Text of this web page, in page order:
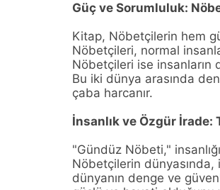
Güç ve Sorumluluk:
Kitap, Nöbetçilerin hem
Nöbetçileri, normal
Nöbetçileri ise
Bu iki dünya arasında
çaba harcanır.
İnsanlık ve Özgür İrade:
"Gündüz Nöbeti,"
Nöbetçilerin dünyasında,
dünyanın denge ve